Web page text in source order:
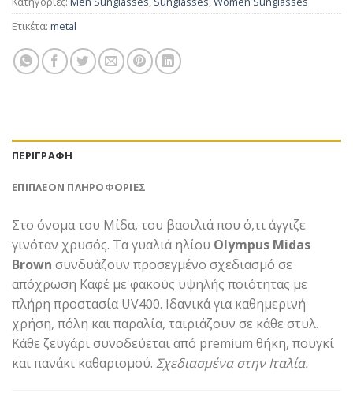
Ετικέτα: metal
ΠΕΡΙΓΡΑΦΉ
ΕΠΙΠΛΈΟΝ ΠΛΗΡΟΦΟΡΊΕΣ
Στο όνομα του Μίδα, του βασιλιά που ό,τι άγγιζε
γινόταν χρυσός. Τα γυαλιά ηλίου Olympus Midas
Brown συνδυάζουν προσεγμένο σχεδιασμό σε
απόχρωση Καφέ με φακούς υψηλής ποιότητας με
πλήρη προστασία UV400. Ιδανικά για καθημερινή
χρήση, πόλη και παραλία, ταιριάζουν σε κάθε στυλ.
Κάθε ζευγάρι συνοδεύεται από premium θήκη, πουγκί
και πανάκι καθαρισμού. Σχεδιασμένα στην Ιταλία.